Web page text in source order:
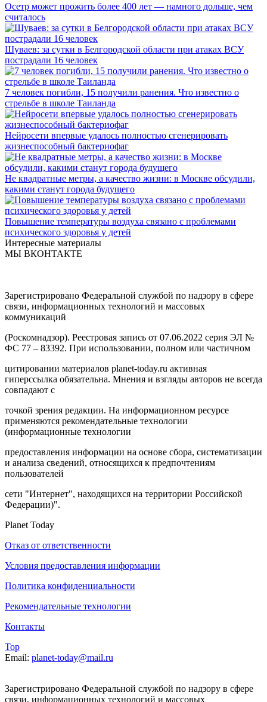
Осетр может прожить более 400 лет — намного дольше, чем
считалось
Шуваев: за сутки в Белгородской области при атаках ВСУ
пострадали 16 человек
7 человек погибли, 15 получили ранения. Что известно о
стрельбе в школе Таиланда
Нейросети впервые удалось полностью сгенерировать
жизнеспособный бактериофаг
Не квадратные метры, а качество жизни: в Москве обсудили,
какими станут города будущего
Повышение температуры воздуха связано с проблемами
психического здоровья у детей
Интересные материалы
МЫ ВКОНТАКТЕ
Зарегистрировано Федеральной службой по надзору в сфере
связи, информационных технологий и массовых
коммуникаций
(Роскомнадзор). Реестровая запись от 07.06.2022 серия ЭЛ №
ФС 77 – 83392. При использовании, полном или частичном
цитировании материалов planet-today.ru активная
гиперссылка обязательна. Мнения и взгляды авторов не всегда
совпадают с
точкой зрения редакции. На информационном ресурсе
применяются рекомендательные технологии
(информационные технологии
предоставления информации на основе сбора, систематизации
и анализа сведений, относящихся к предпочтениям
пользователей
сети "Интернет", находящихся на территории Российской
Федерации)".
Planet Today
Отказ от ответственности
Условия предоставления информации
Политика конфиденциальности
Рекомендательные технологии
Контакты
Top
Email: planet-today@mail.ru
Зарегистрировано Федеральной службой по надзору в сфере
связи, информационных технологий и массовых